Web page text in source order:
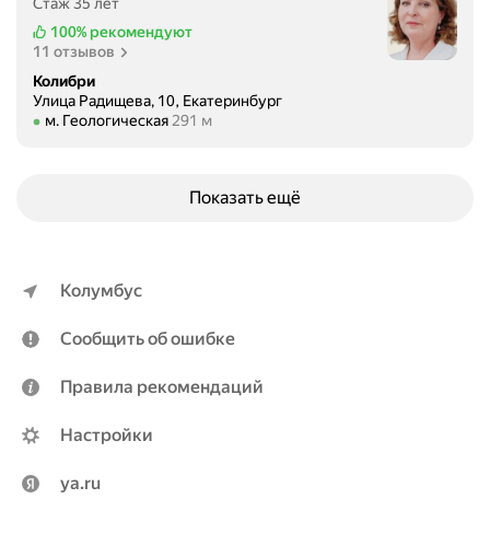
100% рекомендуют
11 отзывов
Колибри
Улица Радищева, 10, Екатеринбург
Метро м. Геологическая Расстояние 291 м
м. Геологическая 291 м
Показать ещё
Колумбус
Сообщить об ошибке
Правила рекомендаций
Настройки
ya.ru